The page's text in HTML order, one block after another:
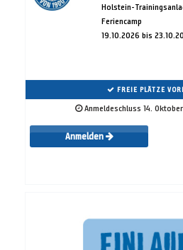
Holstein-
Feriencamp
19.10.2026 bis
FREIE PLÄTZE
Anmeldeschluss 14.
Anmelden